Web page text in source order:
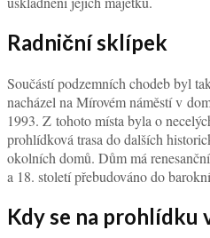
Radniční sklípek
Součástí podzemních chodeb byl
nacházel na Mírovém náměstí v
1993. Z tohoto místa byla o
prohlídková trasa do dalších
okolních domů. Dům má
a 18. století přebudováno do
Kdy se na prohlídku